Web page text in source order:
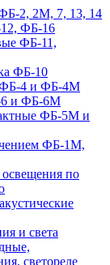
ФБ-2, 2М, 7, 13, 14
ФБ-16
ФБ-11,
ФБ-10
ФБ-4 и ФБ-4М
6 и ФБ-6М
ФБ-5М и
ФБ-1М,
по
и света
светореле